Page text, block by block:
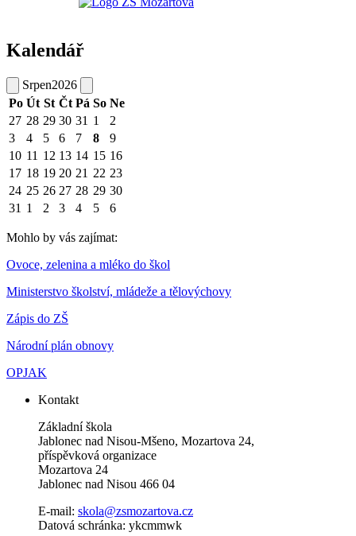
Kalendář
Srpen2026
Po Út St Čt Pá So Ne
27 28 29 30 31 1
2
3
4 5 6 7 8
9
10 11 12 13 14 15 16
17 18 19 20 21 22 23
24 25 26 27 28 29 30
31 1 2 3 4 5 6
Mohlo by vás zajímat:
Ovoce, zelenina a mléko do škol
Ministerstvo školství, mládeže a tělovýchovy
Zápis do ZŠ
Národní plán obnovy
OPJAK
Kontakt
Základní škola
Jablonec nad Nisou-Mšeno, Mozartova 24,
příspěvková organizace
Mozartova 24
Jablonec nad Nisou 466 04
E-mail: skola@zsmozartova.cz
Datová schránka: ykcmmwk